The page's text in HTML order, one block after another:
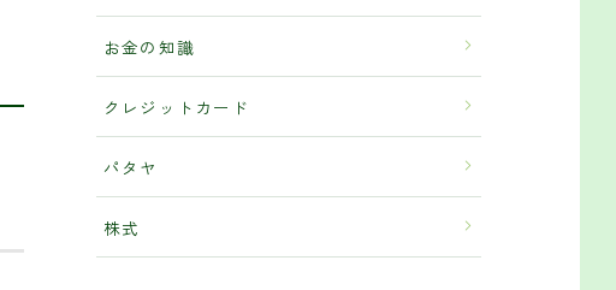
お金の知識
クレジットカード
パタヤ
株式